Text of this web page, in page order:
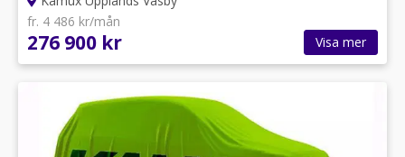
fr. 4 486 kr/mån
276 900 kr Visa mer